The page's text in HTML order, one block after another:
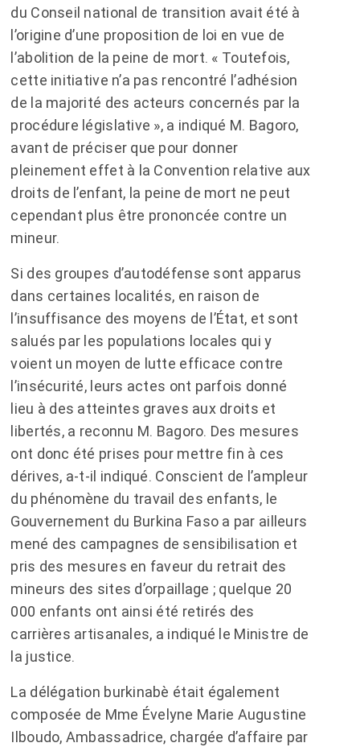
du Conseil national de transition avait été à
l’origine d’une proposition de loi en vue de
l’abolition de la peine de mort. « Toutefois,
cette initiative n’a pas rencontré l’adhésion
de la majorité des acteurs concernés par la
procédure législative », a indiqué M. Bagoro,
avant de préciser que pour donner
pleinement effet à la Convention relative aux
droits de l’enfant, la peine de mort ne peut
cependant plus être prononcée contre un
mineur.
Si des groupes d’autodéfense sont apparus
dans certaines localités, en raison de
l’insuffisance des moyens de l’État, et sont
salués par les populations locales qui y
voient un moyen de lutte efficace contre
l’insécurité, leurs actes ont parfois donné
lieu à des atteintes graves aux droits et
libertés, a reconnu M. Bagoro. Des mesures
ont donc été prises pour mettre fin à ces
dérives, a-t-il indiqué. Conscient de l’ampleur
du phénomène du travail des enfants, le
Gouvernement du Burkina Faso a par ailleurs
mené des campagnes de sensibilisation et
pris des mesures en faveur du retrait des
mineurs des sites d’orpaillage ; quelque 20
000 enfants ont ainsi été retirés des
carrières artisanales, a indiqué le Ministre de
la justice.
La délégation burkinabè était également
composée de Mme Évelyne Marie Augustine
Ilboudo, Ambassadrice, chargée d’affaire par